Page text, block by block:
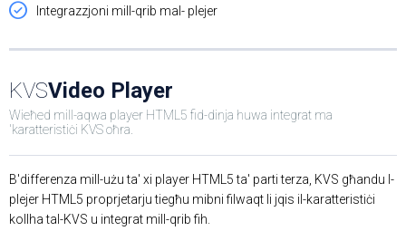
Integrazzjoni mill-qrib mal- plejer
KVSVideo Player
Wieħed mill-aqwa player HTML5 fid-dinja huwa integrat ma
'karatteristiċi KVS oħra.
B'differenza mill-użu ta' xi player HTML5 ta' parti terza, KVS għandu l-
plejer HTML5 proprjetarju tiegħu mibni filwaqt li jqis il-karatteristiċi
kollha tal-KVS u integrat mill-qrib fih.